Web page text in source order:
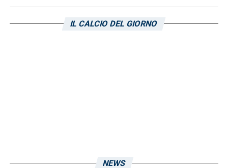
con il Saint-Étienne
La partita assume un valore speciale per la
radunarsi e onorare la memoria di
IL CALCIO DEL GIORNO
NEWS